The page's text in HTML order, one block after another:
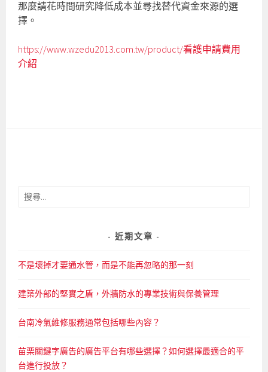
那麼請花時間研究降低成本並尋找替代資金來源的選
擇。
https://www.wzedu2013.com.tw/product/看護申請費用
介紹
搜
近期文章
不是壞掉才要通水管，而是不能再忽略的那一刻
建築外部的堅實之盾，外牆防水的專業技術與保養管理
台南冷氣維修服務通常包括哪些內容？
苗栗關鍵字廣告的廣告平台有哪些選擇？如何選擇最適合的平
台進行投放？